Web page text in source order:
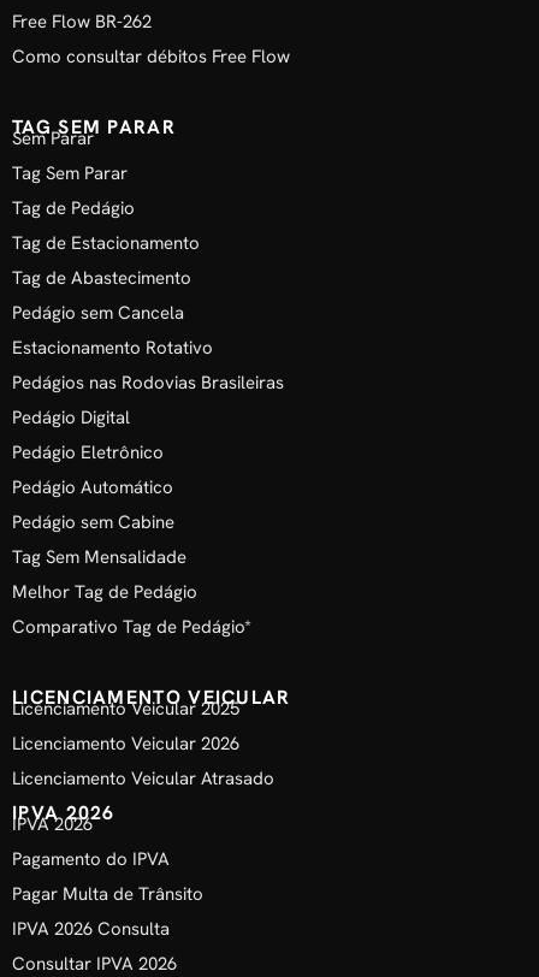
Free Flow BR-262
Como consultar débitos Free Flow
TAG SEM PARAR
Sem Parar
Tag Sem Parar
Tag de Pedágio
Tag de Estacionamento
Tag de Abastecimento
Pedágio sem Cancela
Estacionamento Rotativo
Pedágios nas Rodovias Brasileiras
Pedágio Digital
Pedágio Eletrônico
Pedágio Automático
Pedágio sem Cabine
Tag Sem Mensalidade
Melhor Tag de Pedágio
Comparativo Tag de Pedágio*
LICENCIAMENTO VEICULAR
Licenciamento Veicular 2025
Licenciamento Veicular 2026
Licenciamento Veicular Atrasado
IPVA 2026
IPVA 2026
Pagamento do IPVA
Pagar Multa de Trânsito
IPVA 2026 Consulta
Consultar IPVA 2026